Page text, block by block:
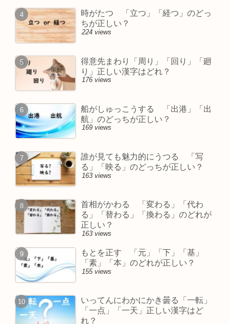
時がたつ 「立つ」「経つ」のどっ
ちが正しい？
224 views
得意先まわり「周り」「回り」「廻
り」正しい漢字はどれ？
176 views
船がしゅっこうする 「出港」「出
航」のどっちが正しい？
169 views
誰が見ても魅力的にうつる 「写
る」「映る」のどっちが正しい？
163 views
首相がかわる 「変わる」「代わ
る」「替わる」「換わる」のどれが
正しい？
163 views
もとを正す 「元」「下」「基」
「素」「本」のどれが正しい？
155 views
いってんにわかにかき曇る「一転」
「一点」「一天」正しい漢字はど
れ？